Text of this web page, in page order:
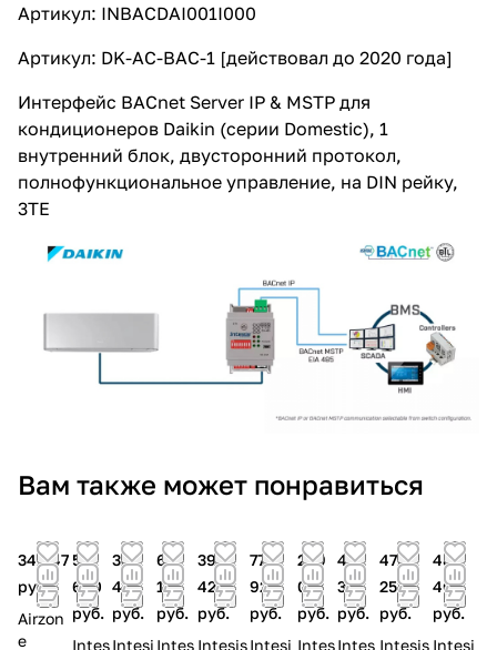
Артикул: INBACDAI001I000
Артикул: DK-AC-BAC-1 [действовал до 2020 года]
Интерфейс BACnet Server IP & MSTP для
кондиционеров Daikin (серии Domestic), 1
внутренний блок, двусторонний протокол,
полнофункциональное управление, на DIN рейку,
3TE
Вам также может понравиться
34 047
руб.
Airzon
e
57
690
руб.
Intes
386
486
руб.
Intesi
62
175
руб.
Intes
398
420
руб.
Intesis
77
928
руб.
Intesi
249
013
руб.
Intes
402
322
руб.
Intes
470
255
руб.
Intesis
48
405
руб.
Intesi